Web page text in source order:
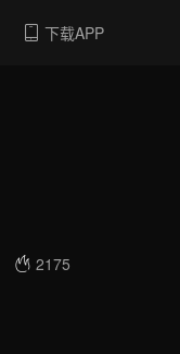
下载APP
2175